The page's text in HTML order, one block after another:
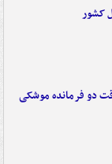
کشور
دو فرمانده‌ موشکی